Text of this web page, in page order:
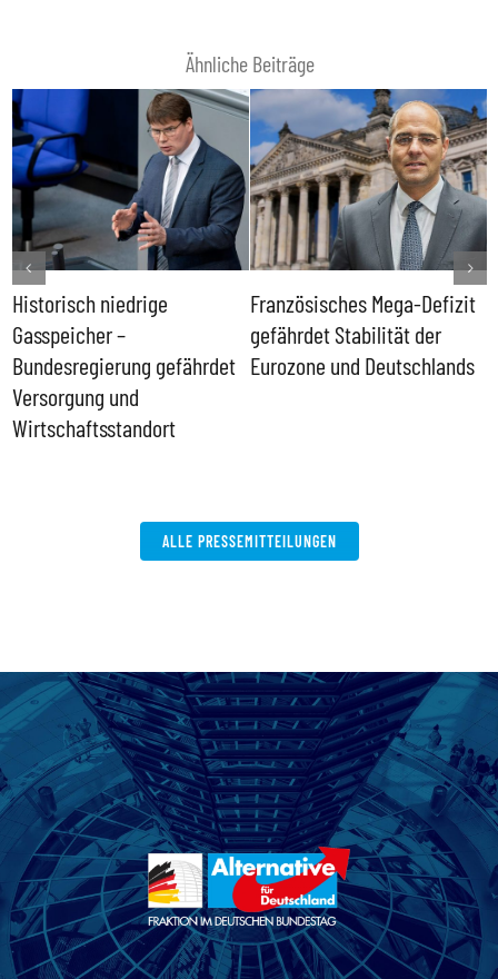
Ähnliche Beiträge
Historisch niedrige
Gasspeicher –
Bundesregierung gefährdet
Versorgung und
Wirtschaftsstandort
Französisches Mega-Defizit
gefährdet Stabilität der
Eurozone und Deutschlands
ALLE PRESSEMITTEILUNGEN